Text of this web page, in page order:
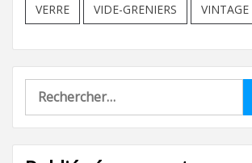
VERRE VIDE-GRENIERS VINTAGE
Rechercher :